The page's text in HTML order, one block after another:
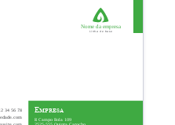
R Campo Bola 109
2525-555 Quinta Carocho
34 56 78 Empresa
Nome da empresa
Linha de base